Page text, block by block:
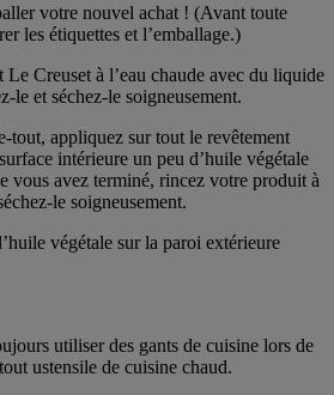
votre nouvel achat ! (Avant toute
les étiquettes et l’emballage.)
Creuset à l’eau chaude avec du liquide
le et séchez-le soigneusement.
tout, appliquez sur tout le revêtement
intérieure un peu d’huile végétale
vous avez terminé, rincez votre produit à
le soigneusement.
végétale sur la paroi extérieure
utiliser des gants de cuisine lors de
ustensile de cuisine chaud.